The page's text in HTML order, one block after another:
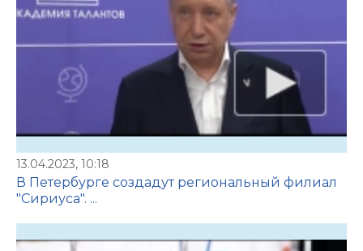
13.04.2023, 10:18
В Петербурге создадут региональный филиал
"Сириуса". ...